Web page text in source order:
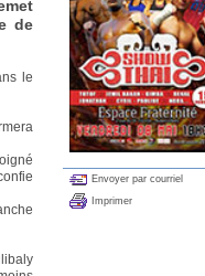
de
le
Envoyer par courriel
Imprimer